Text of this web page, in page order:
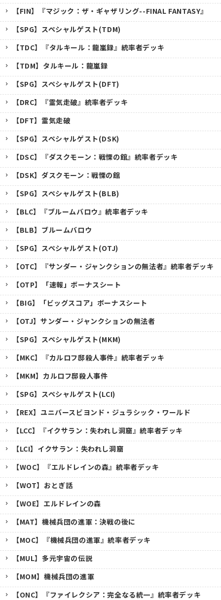
【FIN】『マジック：ザ・ギャザリング--FINAL FANTASY』
【SPG】スペシャルゲスト(TDM)
【TDC】『タルキール：龍嵐録』統率者デッキ
【TDM】タルキール：龍嵐録
【SPG】スペシャルゲスト(DFT)
【DRC】『霊気走破』統率者デッキ
【DFT】霊気走破
【SPG】スペシャルゲスト(DSK)
【DSC】『ダスクモーン：戦慄の館』統率者デッキ
【DSK】ダスクモーン：戦慄の館
【SPG】スペシャルゲスト(BLB)
【BLC】『ブルームバロウ』統率者デッキ
【BLB】ブルームバロウ
【SPG】スペシャルゲスト(OTJ)
【OTC】『サンダー・ジャンクションの無法者』統率者デッキ
【OTP】「速報」ボーナスシート
【BIG】「ビッグスコア」ボーナスシート
【OTJ】サンダー・ジャンクションの無法者
【SPG】スペシャルゲスト(MKM)
【MKC】『カルロフ邸殺人事件』統率者デッキ
【MKM】カルロフ邸殺人事件
【SPG】スペシャルゲスト(LCI)
【REX】ユニバースビヨンド・ジュラシック・ワールド
【LCC】『イクサラン：失われし洞窟』統率者デッキ
【LCI】イクサラン：失われし洞窟
【WOC】『エルドレインの森』統率者デッキ
【WOT】おとぎ話
【WOE】エルドレインの森
【MAT】機械兵団の進軍：決戦の後に
【MOC】『機械兵団の進軍』統率者デッキ
【MUL】多元宇宙の伝説
【MOM】機械兵団の進軍
【ONC】『ファイレクシア：完全なる統一』統率者デッキ